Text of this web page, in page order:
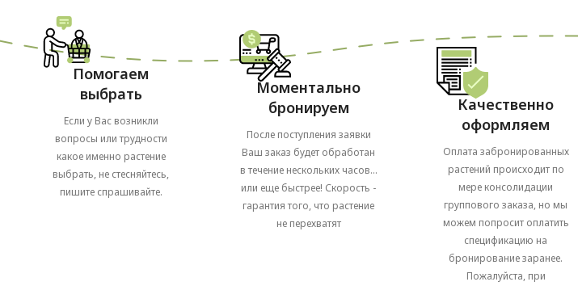
Помогаем
выбрать
Если у Вас возникли
вопросы или трудности
какое именно растение
выбрать, не стесняйтесь,
пишите спрашивайте.
Моментально
бронируем
После поступления заявки
Ваш заказ будет обработан
в течение нескольких часов...
или еще быстрее! Скорость -
гарантия того, что растение
не перехватят
Качественно
оформляем
Оплата забронированных
растений происходит по
мере консолидации
группового заказа, но мы
можем попросит оплатить
спецификацию на
бронирование заранее.
Пожалуйста, при